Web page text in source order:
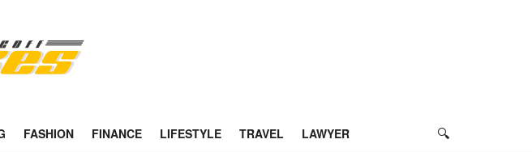
FASHION FINANCE LIFESTYLE TRAVEL LAWYER